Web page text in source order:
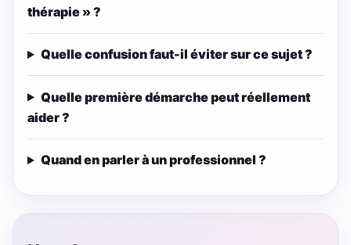
thérapie » ?
Quelle confusion faut-il éviter sur ce sujet ?
Quelle première démarche peut réellement
aider ?
Quand en parler à un professionnel ?